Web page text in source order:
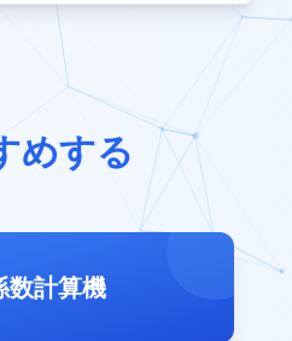
めする
数計算機